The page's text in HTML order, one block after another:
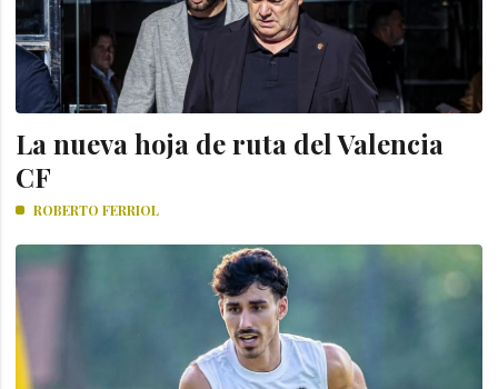
La nueva hoja de ruta del Valencia
CF
ROBERTO FERRIOL